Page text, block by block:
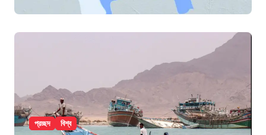
প্রচ্ছদ বিশ্ব